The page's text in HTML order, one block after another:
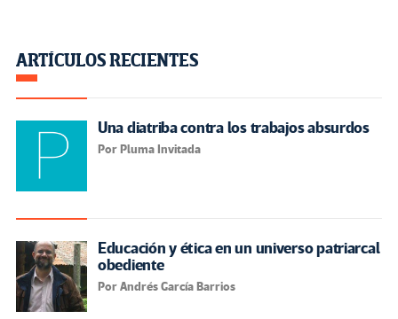
ARTÍCULOS RECIENTES
Una diatriba contra los trabajos absurdos
Por Pluma Invitada
Educación y ética en un universo patriarcal
obediente
Por Andrés García Barrios